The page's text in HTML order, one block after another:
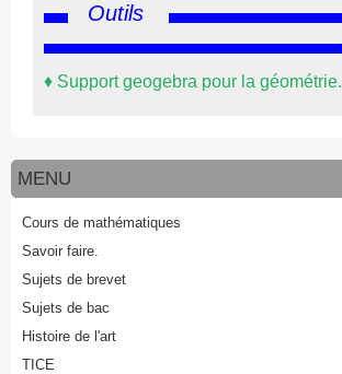
Outils
♦ Support geogebra pour la géométrie.
MENU
Cours de mathématiques
Savoir faire.
Sujets de brevet
Sujets de bac
Histoire de l'art
TICE